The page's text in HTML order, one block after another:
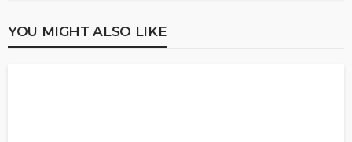
YOU MIGHT ALSO LIKE